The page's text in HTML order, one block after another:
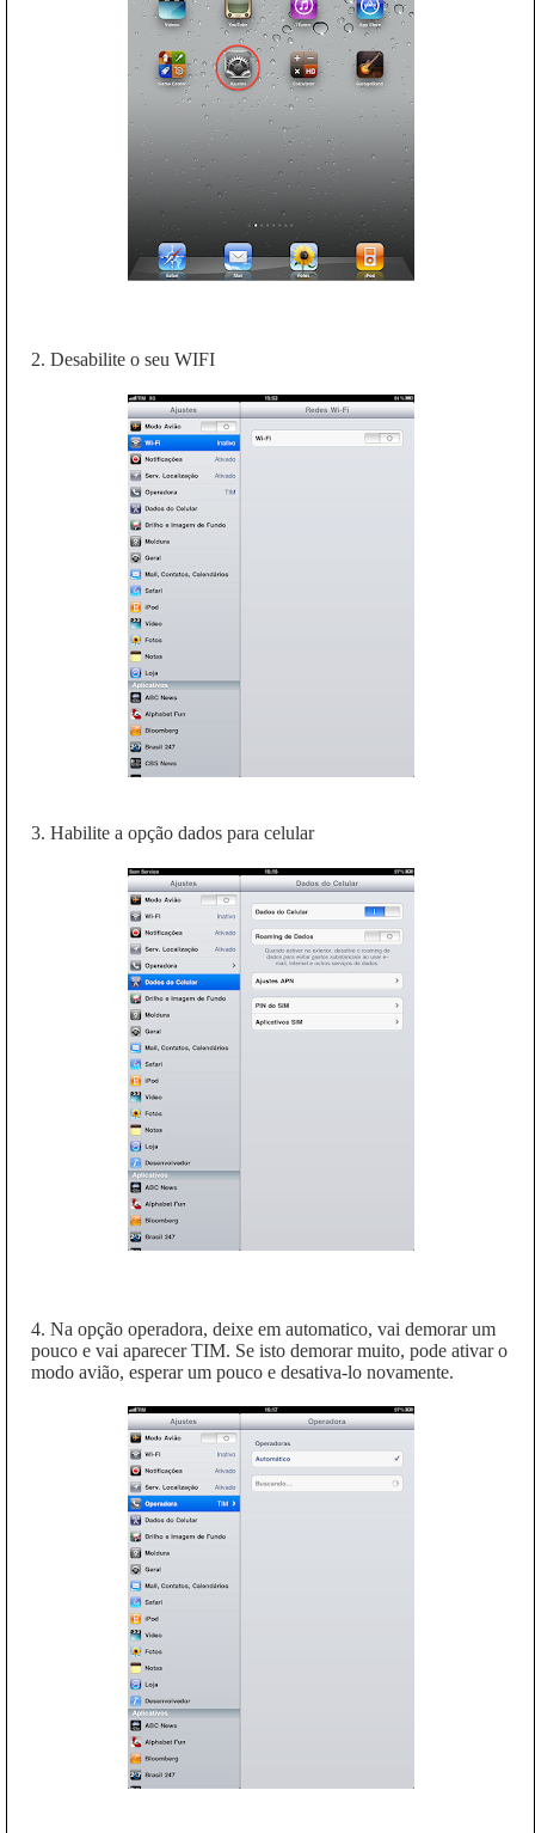
2. Desabilite o seu WIFI
3. Habilite a opção dados para celular
4. Na opção operadora, deixe em automatico, vai demorar um
pouco e vai aparecer TIM. Se isto demorar muito, pode ativar o
modo avião, esperar um pouco e desativa-lo novamente.